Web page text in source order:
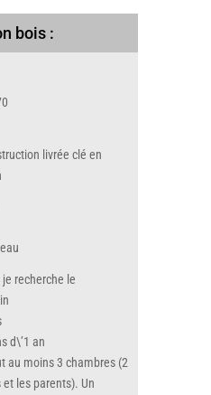
bois :
livrée clé en
je recherche le
d\’1 an
au moins 3 chambres (2
et les parents). Un